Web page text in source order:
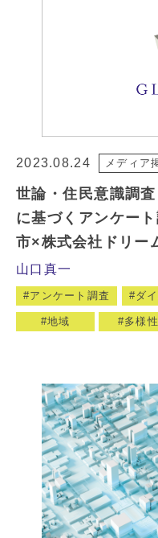
2023.08.24 メディア
世論・住民意識調
に基づくアンケー
市×株式会社ドリー
山口真一
アンケート調査 ダ
地域 多様性